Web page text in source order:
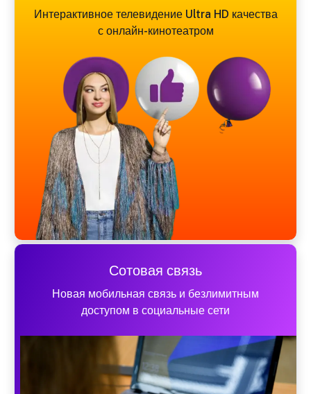
Интерактивное телевидение Ultra HD качества
с онлайн-кинотеатром
Сотовая связь
Новая мобильная связь и безлимитным
доступом в социальные сети